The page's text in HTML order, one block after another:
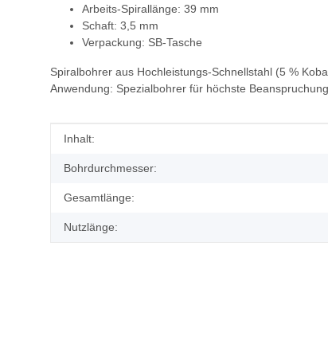
Arbeits-Spirallänge: 39 mm
Schaft: 3,5 mm
Verpackung: SB-Tasche
Spiralbohrer aus Hochleistungs-Schnellstahl (5 %
Anwendung: Spezialbohrer für höchste
Produkteigenschaft
Wert
Inhalt:
Bohrdurchmesser:
Gesamtlänge:
Nutzlänge: